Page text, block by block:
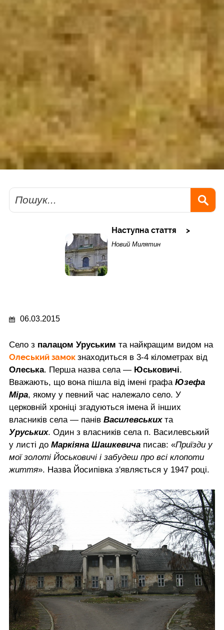
Пошук
Наступна стаття
Новий Милятин
06.03.2015
Село з палацом Уруським та найкращим видом на
Олеський замок знаходиться в 3-4 кілометрах від
Олеська. Перша назва села — Юськовичі.
Вважають, що вона пішла від імені графа Юзефа
Міра, якому у певний час належало село. У
церковній хроніці згадуються імена й інших
власників села — панів Василевських та
Уруських. Один з власників села п. Василевський
у листі до Маркіяна Шашкевича писав: «Приїзди у
мої золоті Йоськовичі і забудеш про всі клопоти
життя». Назва Йосипівка з'являється у 1947 році.